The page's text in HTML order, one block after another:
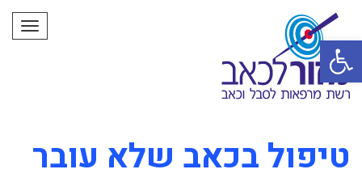
טיפול בכאב שלא עובר
פתח סרגל נגישות